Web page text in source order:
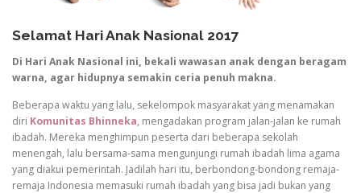
Selamat Hari Anak Nasional 2017
Di Hari Anak Nasional ini, bekali wawasan anak dengan beragam
warna, agar hidupnya semakin ceria penuh makna.
Beberapa waktu yang lalu, sekelompok masyarakat yang menamakan
diri Komunitas Bhinneka, mengadakan program jalan-jalan ke rumah
ibadah. Mereka menghimpun peserta dari beberapa sekolah
menengah, lalu bersama-sama mengunjungi rumah ibadah lima agama
yang diakui pemerintah. Jadilah hari itu, berbondong-bondong remaja-
remaja Indonesia memasuki rumah ibadah yang bisa jadi bukan yang